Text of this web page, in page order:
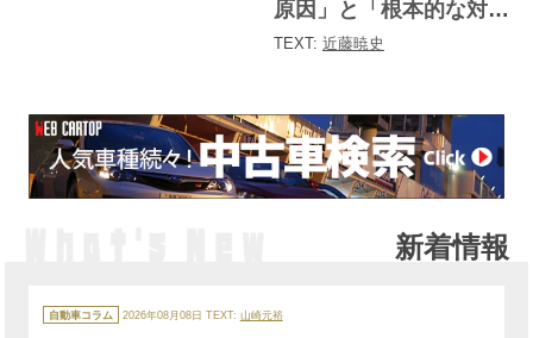
原因」と「根本的な対処
法」とは
TEXT: 近藤暁史
新着情報
テ
ゴ
自動車コラム 2026年08月08日 TEXT: 山崎元裕